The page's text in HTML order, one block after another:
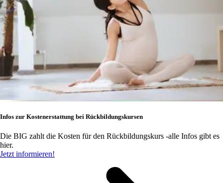
Infos zur Kostenerstattung bei Rückbildungskursen
Die BIG zahlt die Kosten für den Rückbildungskurs -alle Infos gibt es
hier.
Jetzt informieren!